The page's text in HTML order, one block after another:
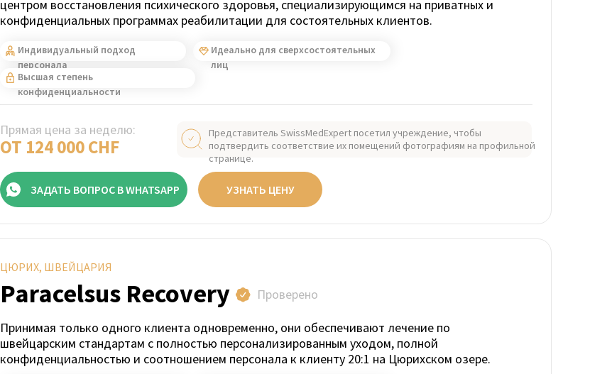
Прямая цена за неделю:
центром восстановления психического здоровья, специализирующимся на приватных и
конфиденциальных программах реабилитации для состоятельных клиентов.
ОТ 124 000 CHF
УЗНАТЬ ЦЕНУ
ЗАДАТЬ ВОПРОС В WHATSAPP
Представитель SwissMedExpert посетил учреждение, чтобы
подтвердить соответствие их помещений фотографиям на профильной
странице.
Идеально для сверхсостоятельных
лиц
Индивидуальный подход
персонала
Высшая степень
конфиденциальности
ЦЮРИХ, ШВЕЙЦАРИЯ
Paracelsus Recovery Проверено
Принимая только одного клиента одновременно, они обеспечивают лечение по
швейцарским стандартам с полностью персонализированным уходом, полной
конфиденциальностью и соотношением персонала к клиенту 20:1 на Цюрихском озере.